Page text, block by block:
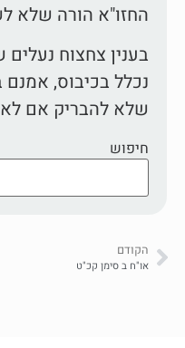
החזו"א הורה שלא
בענין צחצוח
נכלל בכיבוס,
שלא להבריק אם
חיפוש
הקודם
או"ח ב סימן קכ"ט